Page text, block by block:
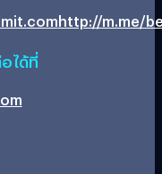
http://m.me/
ได้ที่